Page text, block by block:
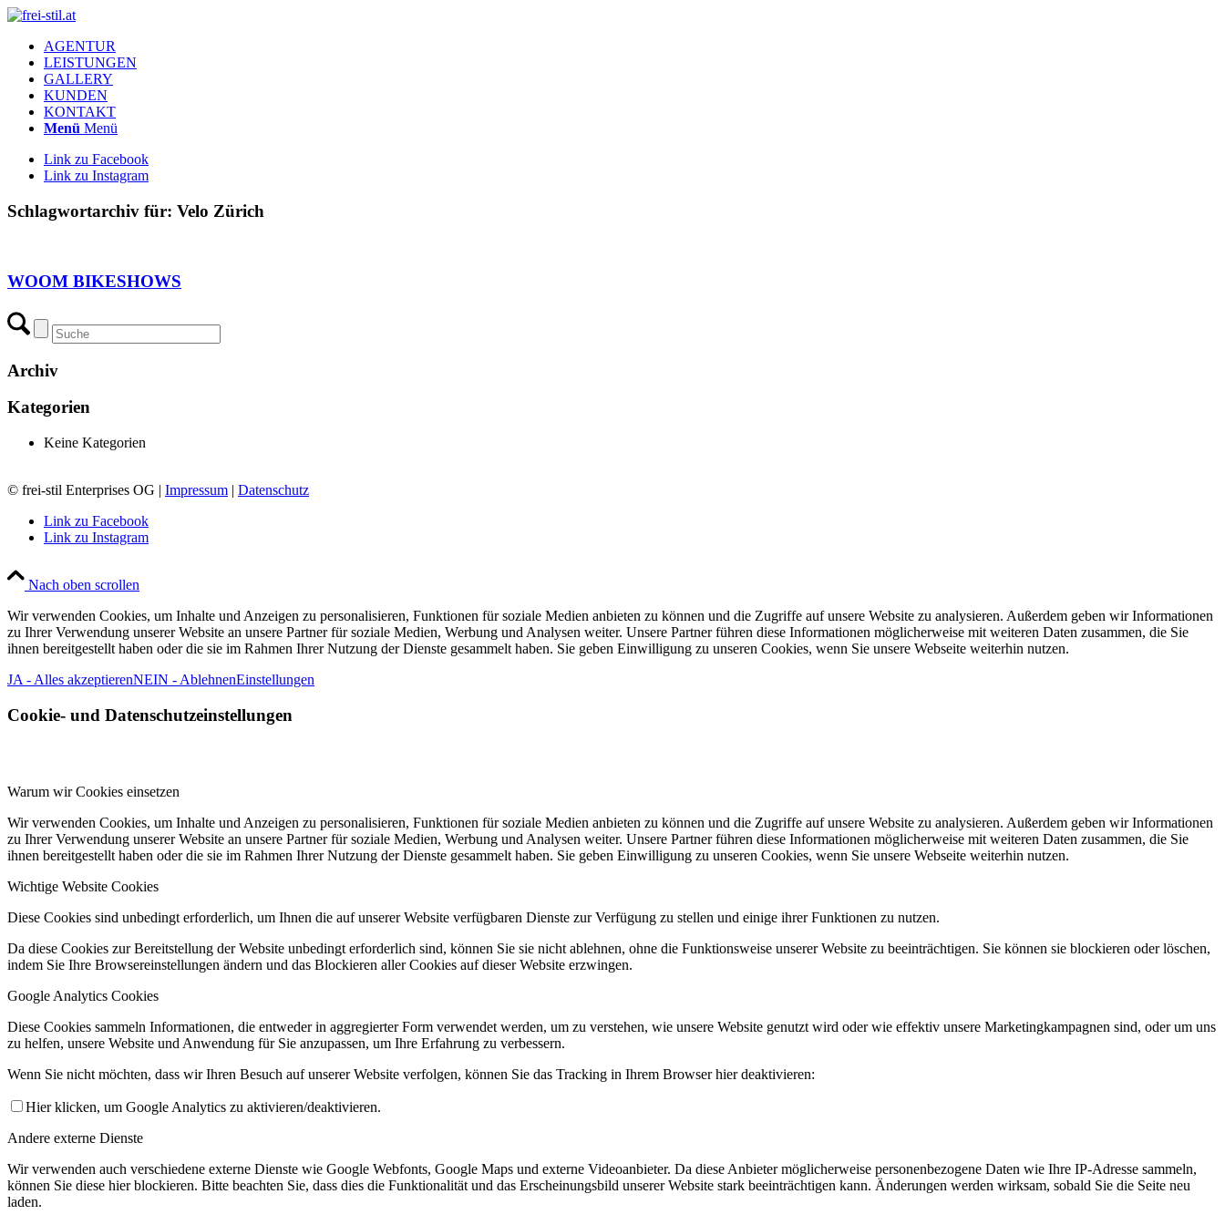
AGENTUR
LEISTUNGEN
GALLERY
KUNDEN
KONTAKT
Menü Menü
Link zu Facebook
Link zu Instagram
Schlagwortarchiv für: Velo Zürich
WOOM BIKESHOWS
Archiv
Kategorien
Keine Kategorien
© frei-stil Enterprises OG | Impressum | Datenschutz
Link zu Facebook
Link zu Instagram
Nach oben scrollen
Wir verwenden Cookies, um Inhalte und Anzeigen zu personalisieren, Funktionen für soziale Medien anbieten zu können und die Zugriffe auf unsere Website zu analysieren. Außerdem geben wir Informationen
zu Ihrer Verwendung unserer Website an unsere Partner für soziale Medien, Werbung und Analysen weiter. Unsere Partner führen diese Informationen möglicherweise mit weiteren Daten zusammen, die Sie
ihnen bereitgestellt haben oder die sie im Rahmen Ihrer Nutzung der Dienste gesammelt haben. Sie geben Einwilligung zu unseren Cookies, wenn Sie unsere Webseite weiterhin nutzen.
JA - Alles akzeptierenNEIN - AblehnenEinstellungen
Cookie- und Datenschutzeinstellungen
Warum wir Cookies einsetzen
Wir verwenden Cookies, um Inhalte und Anzeigen zu personalisieren, Funktionen für soziale Medien anbieten zu können und die Zugriffe auf unsere Website zu analysieren. Außerdem geben wir Informationen
zu Ihrer Verwendung unserer Website an unsere Partner für soziale Medien, Werbung und Analysen weiter. Unsere Partner führen diese Informationen möglicherweise mit weiteren Daten zusammen, die Sie
ihnen bereitgestellt haben oder die sie im Rahmen Ihrer Nutzung der Dienste gesammelt haben. Sie geben Einwilligung zu unseren Cookies, wenn Sie unsere Webseite weiterhin nutzen.
Wichtige Website Cookies
Diese Cookies sind unbedingt erforderlich, um Ihnen die auf unserer Website verfügbaren Dienste zur Verfügung zu stellen und einige ihrer Funktionen zu nutzen.
Da diese Cookies zur Bereitstellung der Website unbedingt erforderlich sind, können Sie sie nicht ablehnen, ohne die Funktionsweise unserer Website zu beeinträchtigen. Sie können sie blockieren oder löschen,
indem Sie Ihre Browsereinstellungen ändern und das Blockieren aller Cookies auf dieser Website erzwingen.
Google Analytics Cookies
Diese Cookies sammeln Informationen, die entweder in aggregierter Form verwendet werden, um zu verstehen, wie unsere Website genutzt wird oder wie effektiv unsere Marketingkampagnen sind, oder um uns
zu helfen, unsere Website und Anwendung für Sie anzupassen, um Ihre Erfahrung zu verbessern.
Wenn Sie nicht möchten, dass wir Ihren Besuch auf unserer Website verfolgen, können Sie das Tracking in Ihrem Browser hier deaktivieren:
Hier klicken, um Google Analytics zu aktivieren/deaktivieren.
Andere externe Dienste
Wir verwenden auch verschiedene externe Dienste wie Google Webfonts, Google Maps und externe Videoanbieter. Da diese Anbieter möglicherweise personenbezogene Daten wie Ihre IP-Adresse sammeln,
können Sie diese hier blockieren. Bitte beachten Sie, dass dies die Funktionalität und das Erscheinungsbild unserer Website stark beeinträchtigen kann. Änderungen werden wirksam, sobald Sie die Seite neu
laden.